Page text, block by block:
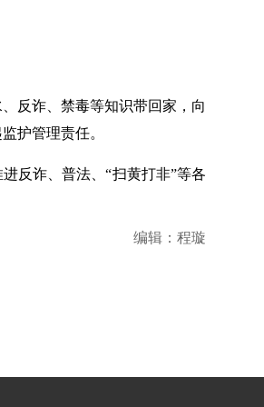
反诈、禁毒等知识带回家，向
护管理责任。
反诈、普法、“扫黄打非”等各
编辑：程璇